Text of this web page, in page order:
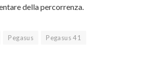
della percorrenza.
Pegasus Pegasus 41